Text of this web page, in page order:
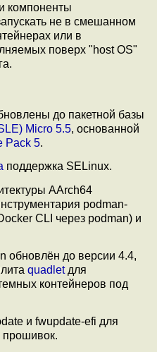
компоненты
не в смешанном
или в
поверх "host OS"
до пакетной базы
Micro 5.5, основанной
Pack 5.
поддержка SELinux.
AArch64
podman-
CLI через podman) и
обновлён до версии 4.4,
quadletдля
контейнеров под
и fwupdate-efi для